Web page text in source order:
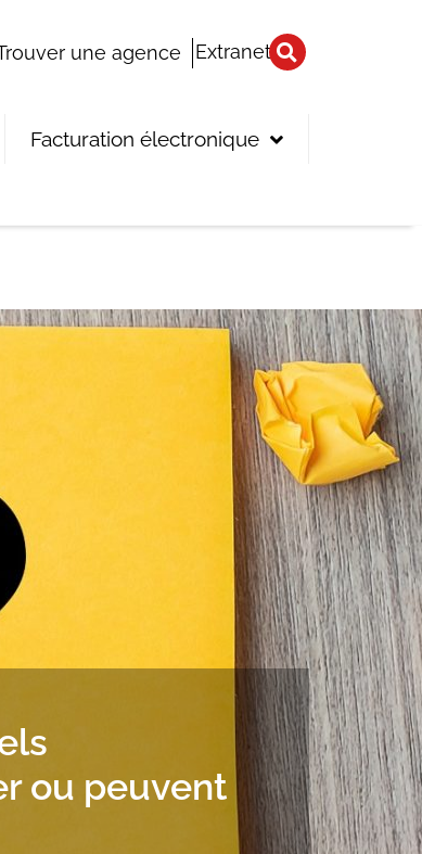
une agence Extranet
Facturation électronique
ou peuvent